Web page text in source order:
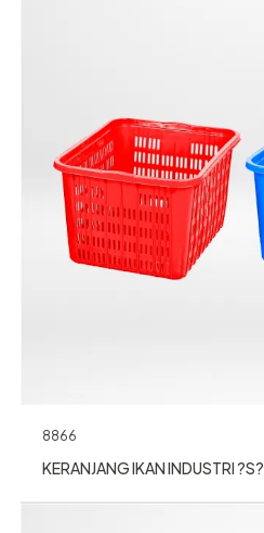
8866
KERANJANG IKAN INDUSTRI ?S?